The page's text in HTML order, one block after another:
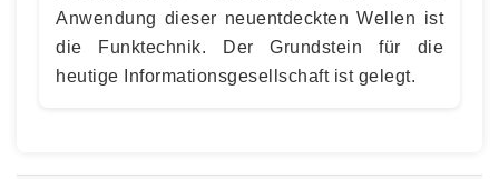
Anwendung dieser neuentdeckten Wellen ist
die Funktechnik. Der Grundstein für die
heutige Informationsgesellschaft ist gelegt.